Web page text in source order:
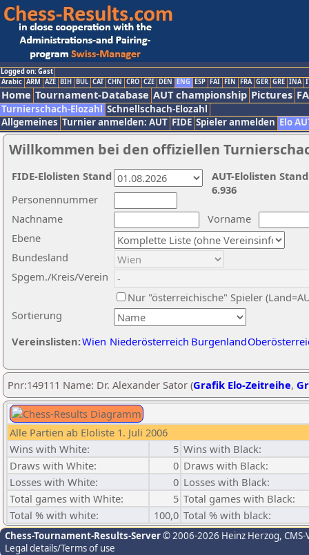
Logged on: Gast
Arabic ARM AZE BIH BUL CAT CHN CRO CZE DEN ENG ESP FAI FIN FRA GER GRE INA
Home Tournament-Database AUT championship Pictures
Turnierschach-Elozahl Schnellschach-Elozahl
Allgemeines Turnier anmelden: AUT FIDE Spieler anmelden Elo
Willkommen bei den offiziellen
Nachname
Vorname
Ebene
Sortierung
Personennummer
Bundesland
Spgem./Kreis/Verein
Nur "österreichische" Spieler
Vereinslisten:Wien Niederösterreich Burgenland
AUT-Elolisten
6.936
FIDE-Elolisten Stand
Pnr:149111 Name: Dr. Alexander Sator (Grafik Elo-Zeitreihe,
Alle Partien ab Eloliste 1. Juli 2006
Wins with White:
5 Wins with Black:
Draws with White:
0 Draws with Black:
Losses with White:
0 Losses with Black:
Total games with White:
5 Total games with Black:
Total % with white:
100,0 Total % with black:
Chess-Tournament-Results-Server© 2006-2026 Heinz Herzog,
Legal details/Terms of use